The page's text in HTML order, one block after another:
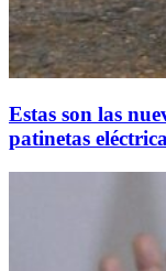
Estas son las
patinetas